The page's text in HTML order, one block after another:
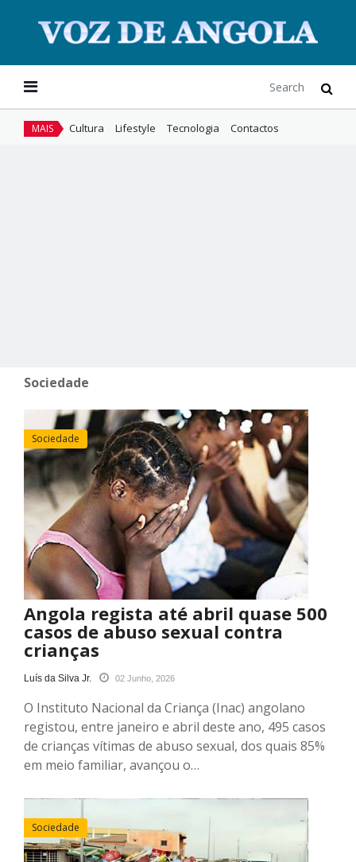
MAIS Cultura Lifestyle Tecnologia Contactos
Sociedade
Sociedade
Angola regista até abril quase 500
casos de abuso sexual contra
crianças
Luís da Silva Jr. 02 Junho, 2026
O Instituto Nacional da Criança (Inac) angolano
registou, entre janeiro e abril deste ano, 495 casos
de crianças vítimas de abuso sexual, dos quais 85%
em meio familiar, avançou o…
Sociedade